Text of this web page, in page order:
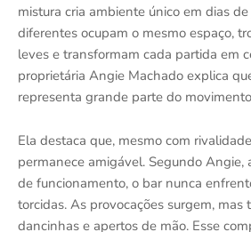
mistura cria ambiente único em dias
diferentes ocupam o mesmo espaço,
leves e transformam cada partida em
proprietária Angie Machado explica
representa grande parte do
Ela destaca que, mesmo com
permanece amigável. Segundo Angie,
de funcionamento, o bar nunca
torcidas. As provocações surgem, mas
dancinhas e apertos de mão. Esse